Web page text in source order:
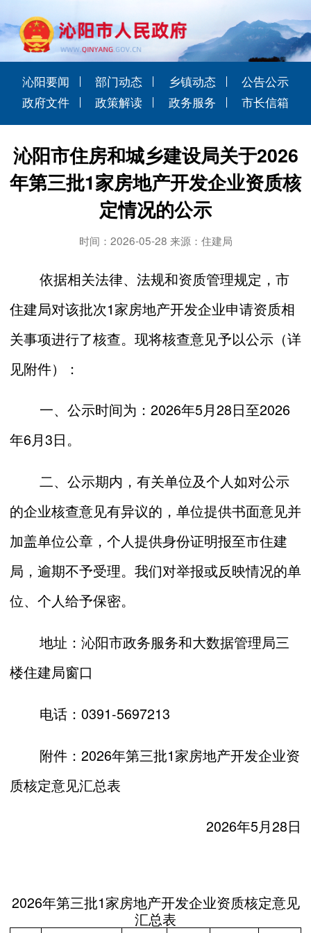
沁阳要闻 部门动态 乡镇动态
公告公示
政府文件
政策解读 政务服务 市长信箱
沁阳市住房和城乡建设局关于2026
年第三批1家房地产开发企业资质核
定情况的公示
时间：2026-05-28 来源：住建局
依据相关法律、法规和资质管理规定， 市
住建局对该批次1家房地产开发企业申请资质相
关事项进行了核查。现将核查意见予以公示（详
见附件）：
一、公示时间为：2026年5月28日至2026
年6月3日。
二、公示期内，有关单位及个人如对公示
的企业核查意见有异议的，单位提供书面意见并
加盖单位公章，个人提供身份证明报至市住建
局，逾期不予受理。我们对举报或反映情况的单
位、个人给予保密。
地址： 沁阳市政务服务和大数据管理局三
楼住建局窗口
电话：0391-5697213
附件：2026年第三批1家房地产开发企业资
质核定意见汇总表
2026年5月28日
2026年第三批1家房地产开发企业资质核定意见
汇总表